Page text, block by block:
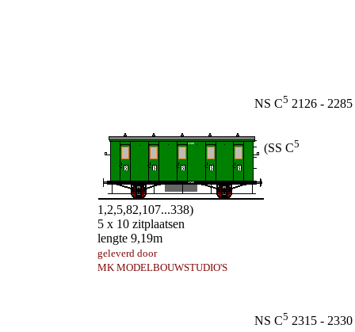
NS C5 2126 - 2285
(SS C5
1,2,5,82,107...338)
5 x 10 zitplaatsen
lengte 9,19m
geleverd door
MK MODELBOUWSTUDIO'S
NS C5 2315 - 2330